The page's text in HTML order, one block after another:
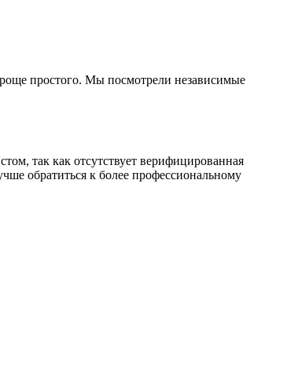
простого. Мы посмотрели независимые
так как отсутствует верифицированная
обратиться к более профессиональному